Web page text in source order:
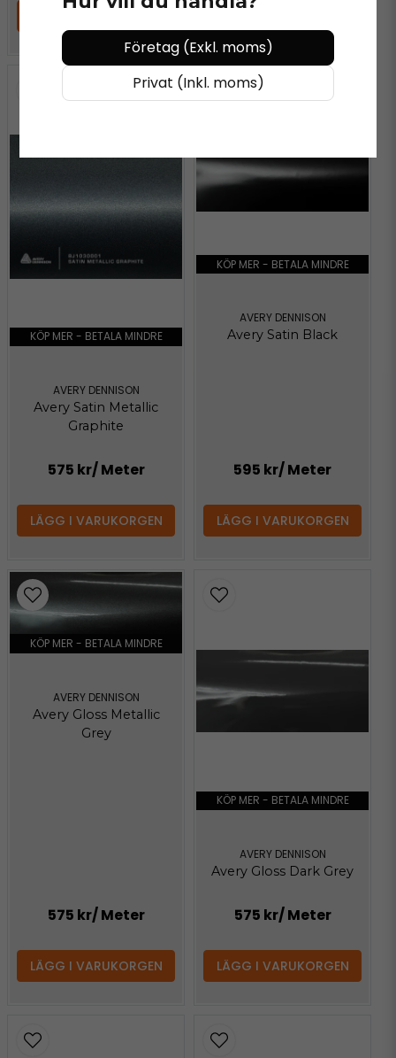
KÖP MER - BETALA MINDRE
AVERY DENNISON
Avery Satin Metallic
Graphite
575 kr/ Meter
LÄGG I VARUKORGEN
KÖP MER - BETALA MINDRE
AVERY DENNISON
Avery Satin Black
595 kr/ Meter
LÄGG I VARUKORGEN
KÖP MER - BETALA MINDRE
AVERY DENNISON
Avery Gloss Metallic
Grey
575 kr/ Meter
LÄGG I VARUKORGEN
KÖP MER - BETALA MINDRE
AVERY DENNISON
Avery Gloss Dark Grey
575 kr/ Meter
LÄGG I VARUKORGEN
Företag (Exkl. moms)
Privat (Inkl. moms)